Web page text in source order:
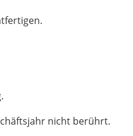
nicht berührt.